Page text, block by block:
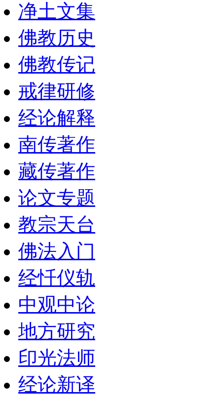
净土文集
佛教历史
佛教传记
戒律研修
经论解释
南传著作
藏传著作
论文专题
教宗天台
佛法入门
经忏仪轨
中观中论
地方研究
印光法师
经论新译